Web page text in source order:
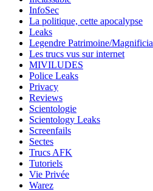
InfoSec
La politique, cette apocalypse
Leaks
Legendre Patrimoine/Magnificia
Les trucs vus sur internet
MIVILUDES
Police Leaks
Privacy
Reviews
Scientologie
Scientology Leaks
Screenfails
Sectes
Trucs AFK
Tutoriels
Vie Privée
Warez